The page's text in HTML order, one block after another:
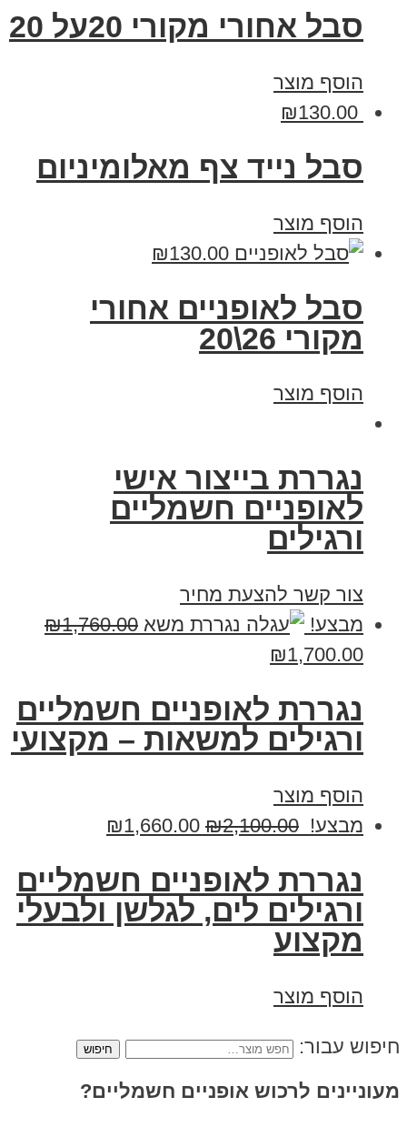
סבל אחורי מקורי 20על 20
הוסף מוצר
₪130.00
סבל נייד צף מאלומיניום
הוסף מוצר
₪130.00
סבל לאופניים אחורי
מקורי 26\20
הוסף מוצר
נגררת בייצור אישי
לאופניים חשמליים
ורגילים
צור קשר להצעת מחיר
מבצע!
₪1,760.00
₪1,700.00
נגררת לאופניים חשמליים
ורגילים למשאות – מקצועי
הוסף מוצר
מבצע!
₪2,100.00
₪1,660.00
נגררת לאופניים חשמליים
ורגילים לים, לגלשן ולבעלי
מקצוע
הוסף מוצר
חיפוש עבור:
מעוניינים לרכוש אופניים חשמליים?